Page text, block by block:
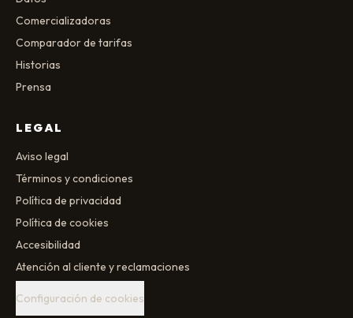
Comercializadoras
Comparador de tarifas
Historias
Prensa
LEGAL
Aviso legal
Términos y condiciones
Política de privacidad
Política de cookies
Accesibilidad
Atención al cliente y reclamaciones
Configuración de cookies